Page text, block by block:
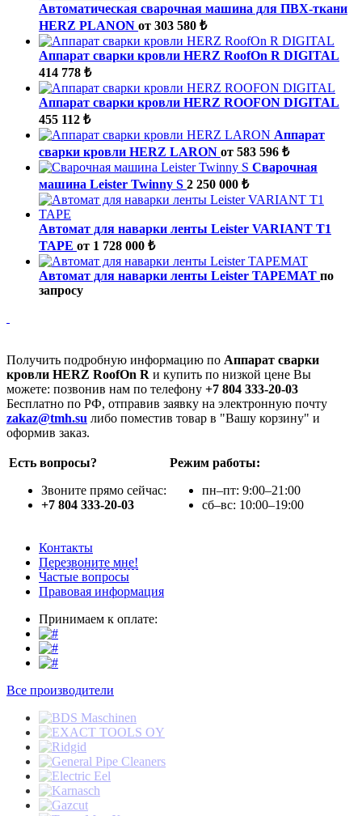
Автоматическая сварочная машина для ПВХ-ткани
HERZ PLANON от 303 580 ₺
Аппарат сварки кровли HERZ RoofOn R DIGITAL
414 778 ₺
Аппарат сварки кровли HERZ ROOFON DIGITAL
455 112 ₺
Аппарат
сварки кровли HERZ LARON от 583 596 ₺
Cварочная
машина Leister Twinny S 2 250 000 ₺
Автомат для наварки ленты Leister VARIANT T1
TAPE от 1 728 000 ₺
Автомат для наварки ленты Leister TAPEMAT по
запросу
Получить подробную информацию по Аппарат сварки
кровли HERZ RoofOn R и купить по низкой цене Вы
можете: позвонив нам по телефону +7 804 333-20-03
Бесплатно по РФ, отправив заявку на электронную почту
zakaz@tmh.su либо поместив товар в "Вашу корзину" и
оформив заказ.
Есть вопросы?
Звоните прямо сейчас:
+7 804 333-20-03
Режим работы:
пн–пт: 9:00–21:00
сб–вс: 10:00–19:00
Контакты
Перезвоните мне!
Частые вопросы
Правовая информация
Принимаем к оплате:
Все производители